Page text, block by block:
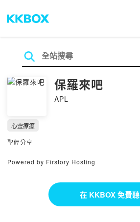
保羅來吧
APL
心靈療癒
聖經分享
Powered by Firstory Hosting
在 KKBOX 免費聽